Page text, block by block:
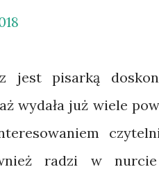
jest pisarką
wydała już wiele
radzi w